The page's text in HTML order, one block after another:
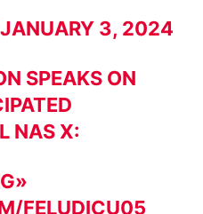
JANUARY 3, 2024
SPEAKS ON
NAS X:
FELUDICU05